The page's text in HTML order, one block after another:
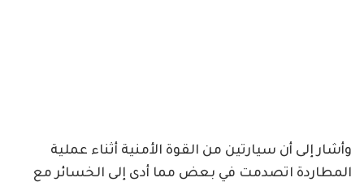
وأشار إلى أن سيارتين من القوة الأمنية أثناء عملية
المطاردة اتصدمت في بعض مما أدى إلى الخسائر مع